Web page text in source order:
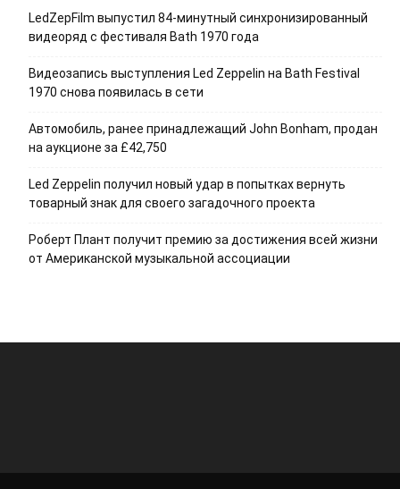
LedZepFilm выпустил 84-минутный синхронизированный
видеоряд с фестиваля Bath 1970 года
Видеозапись выступления Led Zeppelin на Bath Festival
1970 снова появилась в сети
Автомобиль, ранее принадлежащий John Bonham, продан
на аукционе за £42,750
Led Zeppelin получил новый удар в попытках вернуть
товарный знак для своего загадочного проекта
Роберт Плант получит премию за достижения всей жизни
от Американской музыкальной ассоциации